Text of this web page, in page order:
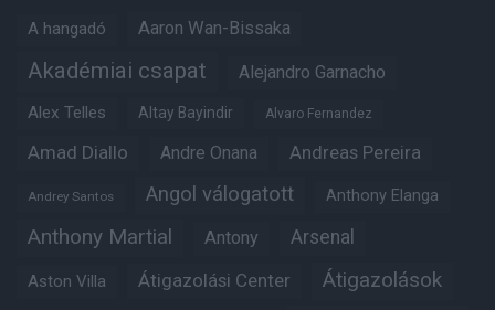
A hangadó Aaron Wan-Bissaka
Akadémiai csapat Alejandro Garnacho
Alex Telles Altay Bayindir Alvaro Fernandez
Amad Diallo Andre Onana Andreas Pereira
Andrey Santos Angol válogatott Anthony Elanga
Anthony Martial Antony Arsenal
Aston Villa Átigazolási Center Átigazolások